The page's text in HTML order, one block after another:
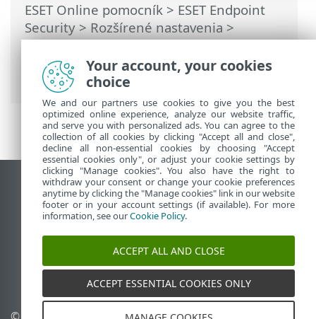
ESET Online pomocník > ESET Endpoint
Security>Rozšírené nastavenia>
Oznámenia>Interaktívne upozornenia>
Chyba (konflikt) v rámci rozšírených
nastavení
Zobraziť stránku ako na počítači
End of Life
Databáza znalostí ESET
ESET Fórum
ESET Status Portal
Technická podpora
Your account, your cookies
choice
We and our partners use cookies to give you the best
optimized online experience, analyze our website traffic,
and serve you with personalized ads. You can agree to the
collection of all cookies by clicking "Accept all and close",
decline all non-essential cookies by choosing "Accept
essential cookies only", or adjust your cookie settings by
clicking "Manage cookies". You also have the right to
withdraw your consent or change your cookie preferences
anytime by clicking the "Manage cookies" link in our website
footer or in your account settings (if available). For more
information, see ourCookie Policy.
ACCEPT ALL AND CLOSE
ACCEPT ESSENTIAL COOKIES ONLY